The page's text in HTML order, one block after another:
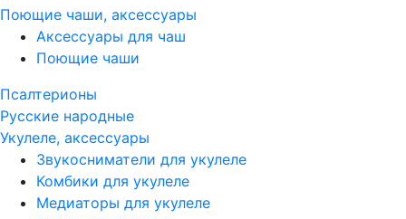
Поющие чаши, аксессуары
Аксессуары для чаш
Поющие чаши
Псалтерионы
Русские народные
Укулеле, аксессуары
Звукосниматели для укулеле
Комбики для укулеле
Медиаторы для укулеле